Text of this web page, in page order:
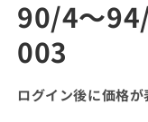
90/4～
003
ログイン後に価格が